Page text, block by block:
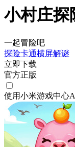
小村庄探
一起冒险吧
探险卡通横屏解谜
立即下载
官方正版
使用小米游戏中心